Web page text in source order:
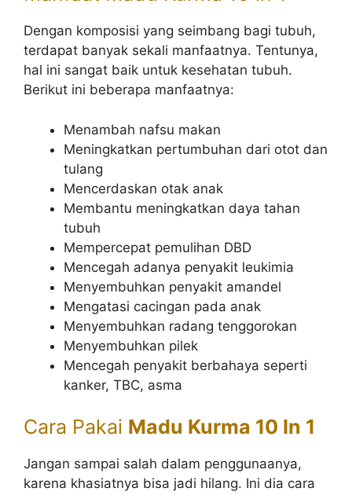
Dengan komposisi yang seimbang bagi tubuh,
terdapat banyak sekali manfaatnya. Tentunya,
hal ini sangat baik untuk kesehatan tubuh.
Berikut ini beberapa manfaatnya:
Menambah nafsu makan
Meningkatkan pertumbuhan dari otot dan
tulang
Mencerdaskan otak anak
Membantu meningkatkan daya tahan
tubuh
Mempercepat pemulihan DBD
Mencegah adanya penyakit leukimia
Menyembuhkan penyakit amandel
Mengatasi cacingan pada anak
Menyembuhkan radang tenggorokan
Menyembuhkan pilek
Mencegah penyakit berbahaya seperti
kanker, TBC, asma
Cara Pakai Madu Kurma 10 In 1
Jangan sampai salah dalam penggunaanya,
karena khasiatnya bisa jadi hilang. Ini dia cara